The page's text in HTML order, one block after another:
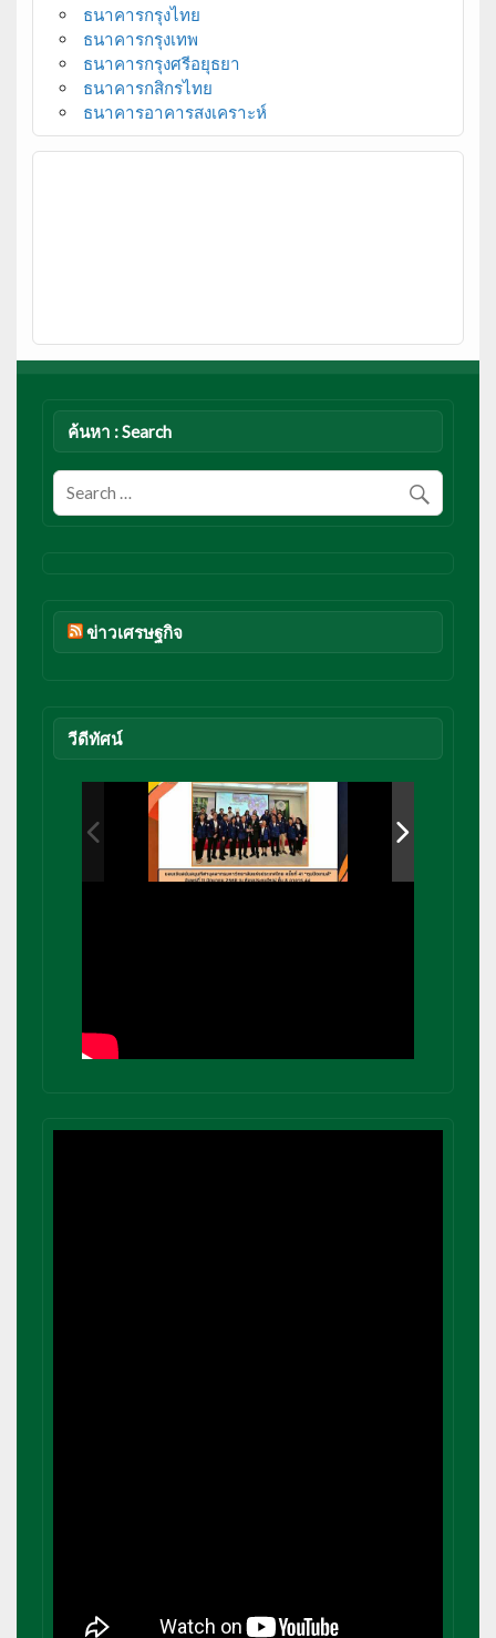
ธนาคารกรุงไทย
ธนาคารกรุงเทพ
ธนาคารกรุงศรีอยุธยา
ธนาคารกสิกรไทย
ธนาคารอาคารสงเคราะห์
ค้นหา : Search
ข่าวเศรษฐกิจ
วีดีทัศน์